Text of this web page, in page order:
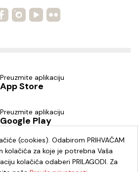
Preuzmite aplikaciju
App Store
Preuzmite aplikaciju
Google Play
(cookies). Odabirom PRIHVAĆAM
kolačića za koje je potrebna Vaša
kolačića odaberi PRILAGODI. Za